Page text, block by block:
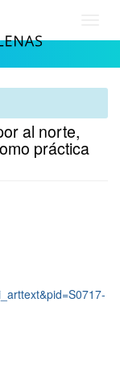
al norte,
práctica